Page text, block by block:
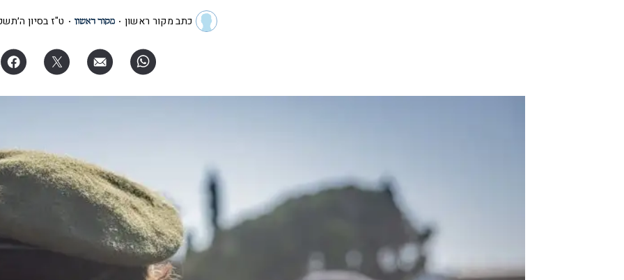
כתב מקור ראשון ט"ז בסיון